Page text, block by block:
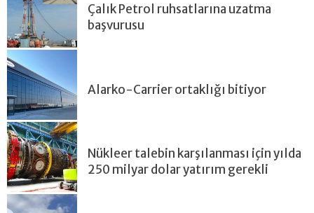
Çalık Petrol ruhsatlarına uzatma
başvurusu
Alarko-Carrier ortaklığı bitiyor
Nükleer talebin karşılanması için yılda
250 milyar dolar yatırım gerekli